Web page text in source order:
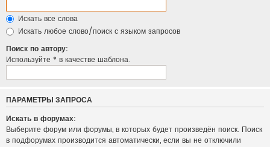
Искать все слова
Искать любое слово/поиск с языком запросов
Поиск по автору:
Используйте * в качестве шаблона.
ПАРАМЕТРЫ ЗАПРОСА
Искать в форумах:
Выберите форум или форумы, в которых будет произведён поиск. Поиск
в подфорумах производится автоматически, если вы не отключили